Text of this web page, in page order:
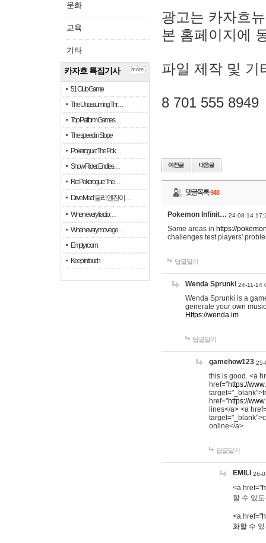
문화
교육
기타
카자흐 특집기사
51 Club Game
The Unassuming Thr…
Top Platform Games…
The speed in Slope
Pokerogue: The Pok…
Snow Rider: Endles…
Re: Pokerogue: The…
Drive Mad: 물리 엔진이 …
When every fractio…
When every move ge…
Empty room
Keep in touch
more
광고는 카자흐
본 홈페이지에
파일 제작 및 기
8 701 555 8949
댓글목록948
Pokemon Infinit… 24-08-14
Some areas in https://
challenges test players'
답글달기
Wenda Sprunki 24-11-14
Wenda Sprunki is a
generate your own
Https://wenda.im
답글달기
gamehow123 25-
this is good. <a
href="https://
href="https://
lines</a> <a
online</a>
답글달기
EMILI 26-
<a href="
할 수 있
<a href="
화할 수